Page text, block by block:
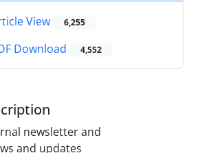
View 6,255
Download 4,552
newsletter and
and updates